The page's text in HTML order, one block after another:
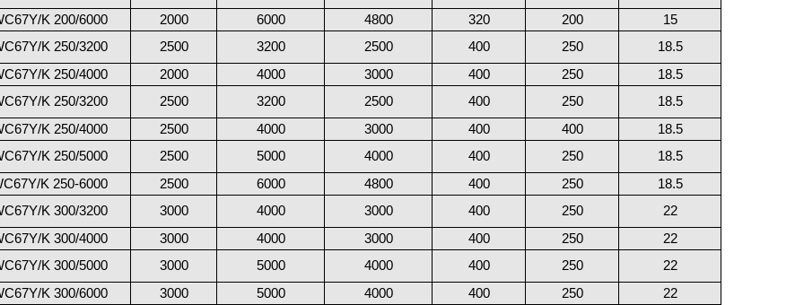
K 200/6000
2000 6000 4800 320 200
15
K 250/3200
2500 3200 2500 400 250
18.5
K 250/4000
2000 4000 3000 400 250
18.5
K 250/3200
2500 3200 2500 400 250
18.5
K 250/4000
2500 4000 3000 400 400
18.5
K 250/5000
2500 5000 4000 400 250
18.5
K 250-6000
2500 6000 4800 400 250
18.5
K 300/3200
3000 4000 3000 400 250
22
K 300/4000
3000 4000 3000 400 250
22
K 300/5000
3000 5000 4000 400 250
22
K 300/6000
3000 5000 4000 400 250 22